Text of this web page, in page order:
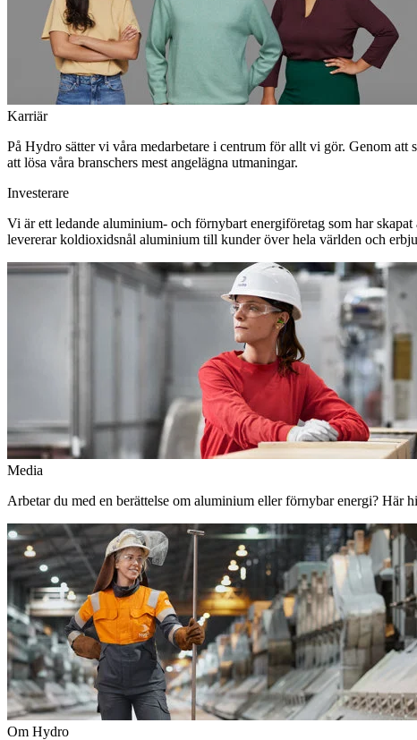
Karriär
På Hydro sätter vi våra medarbetare i centrum för allt vi gör. Genom att
att lösa våra branschers mest angelägna utmaningar.
Investerare
Vi är ett ledande aluminium- och förnybart energiföretag som har
levererar koldioxidsnål aluminium till kunder över hela världen och
Media
Arbetar du med en berättelse om aluminium eller förnybar energi?
Om Hydro